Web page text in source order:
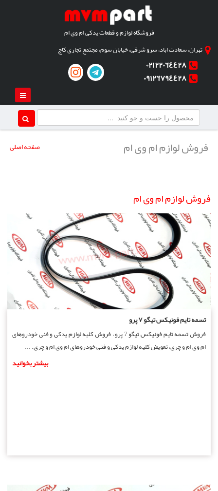
فروشگاه لوازم و قطعات یدکی ام وی ام
تهران، سعادت اباد، سرو شرقی، خیابان سوم، مجتمع تجاری کاج
٠٢١٢٢٠٦٤٤٢٨
٠٩١٢٦٧٩٤٤٢٨
فروش لوازم ام وی ام صفحه اصلی
فروش لوازم ام وی ام
تسمه تایم فونیکس تیگو ۷ پرو
فروش تسمه تایم فونیکس تیگو 7 پرو ، فروش کلیه لوازم یدکی و فنی خودروهای
ام وی ام و چری، تعویض کلیه لوازم یدکی و فنی خودروهای ام وی ام و چری. ...
بیشتر بخوانید